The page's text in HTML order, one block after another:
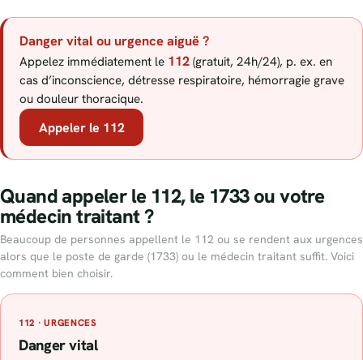
Danger vital ou urgence aiguë ?
Appelez immédiatement le 112 (gratuit, 24h/24), p. ex. en
cas d’inconscience, détresse respiratoire, hémorragie grave
ou douleur thoracique.
Appeler le 112
Quand appeler le 112, le 1733 ou votre
médecin traitant ?
Beaucoup de personnes appellent le 112 ou se rendent aux urgences
alors que le poste de garde (1733) ou le médecin traitant suffit. Voici
comment bien choisir.
112 · URGENCES
Danger vital